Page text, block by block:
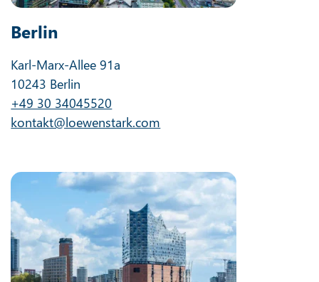
Berlin
Karl-Marx-Allee 91a
10243 Berlin
+49 30 34045520
kontakt@loewenstark.com